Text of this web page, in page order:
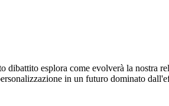
esplora come evolverà la nostra
in un futuro dominato